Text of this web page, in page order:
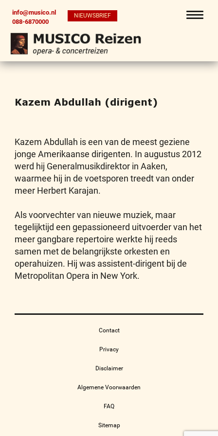
info@musico.nl
088-6870000
NIEUWSBRIEF
Kazem Abdullah (dirigent)
Kazem Abdullah is een van de meest geziene
jonge Amerikaanse dirigenten. In augustus 2012
werd hij Generalmusikdirektor in Aaken,
waarmee hij in de voetsporen treedt van onder
meer Herbert Karajan.
Als voorvechter van nieuwe muziek, maar
tegelijktijd een gepassioneerd uitvoerder van het
meer gangbare repertoire werkte hij reeds
samen met de belangrijkste orkesten en
operahuizen. Hij was assistent-dirigent bij de
Metropolitan Opera in New York.
Contact
Privacy
Disclaimer
Algemene Voorwaarden
FAQ
Sitemap